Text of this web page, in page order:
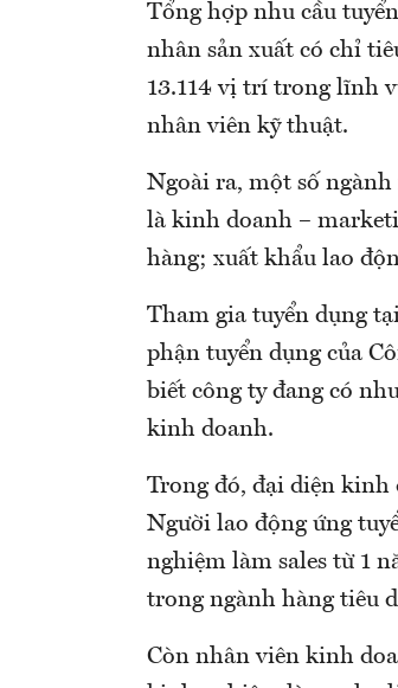
Tổng hợp nhu cầu
nhân sản xuất có chỉ
13.114 vị trí trong lĩnh
nhân viên kỹ thuật.
Ngoài ra, một số
là kinh doanh –
hàng; xuất khẩu lao
Tham gia tuyển dụng
phận tuyển dụng của
biết công ty đang có
kinh doanh.
Trong đó, đại diện kinh
Người lao động ứng
nghiệm làm sales từ 1
trong ngành hàng tiêu
Còn nhân viên kinh